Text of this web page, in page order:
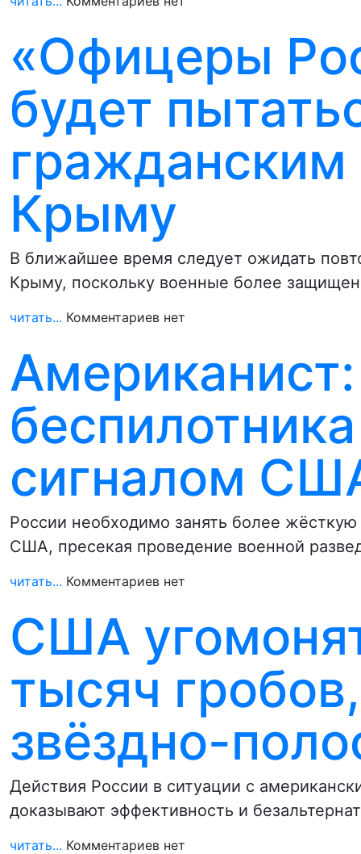
«Офицеры
будет
гражданским
Крыму
В ближайшее время следует ожидать
Крыму, поскольку военные более
читать... Комментариев нет
сигналом
России необходимо занять более
США, пресекая проведение военной
читать... Комментариев нет
США
тысяч
звёздно-
Действия России в ситуации с
доказывают эффективность и
читать... Комментариев нет